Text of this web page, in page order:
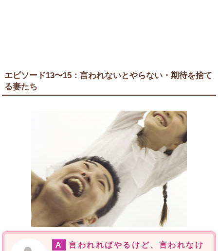
エピソード13〜15：言われないとやらない・期待を捨て
る妻たち
A
言われればやるけど、言われなけ